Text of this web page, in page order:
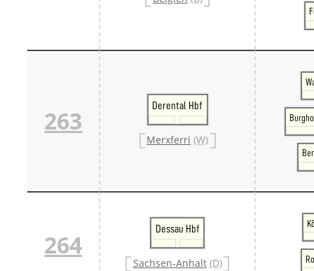
263
Derental Hbf
Merxferri (W)
264
Dessau Hbf
Sachsen-Anhalt (D)